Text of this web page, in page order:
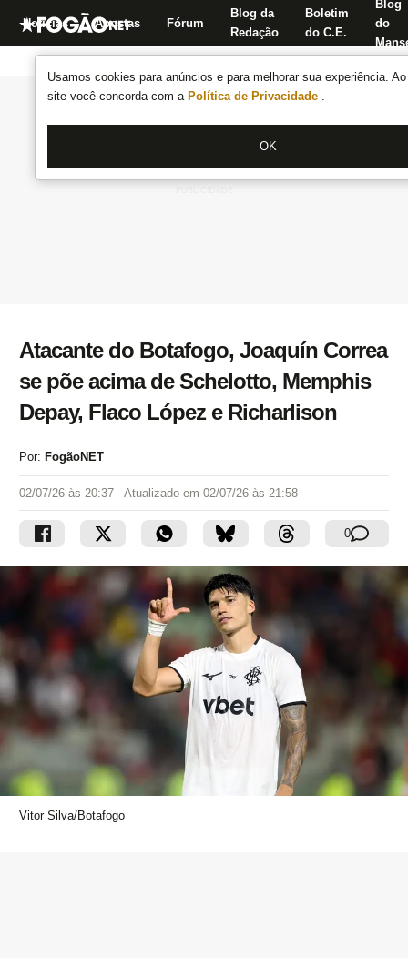
Usamos cookies para anúncios e para melhorar sua experiência.
site você concorda com a Política de Privacidade .
OK
Notícias Apostas Fórum
Blog da
Redação
Boletim
do C.E.
Blog
do
Atacante do Botafogo, Joaquín Correa
se põe acima de Schelotto, Memphis
Depay, Flaco López e Richarlison
Por: FogãoNET
02/07/26 às 20:37 - Atualizado em 02/07/26 às 21:58
0
Vitor Silva/Botafogo